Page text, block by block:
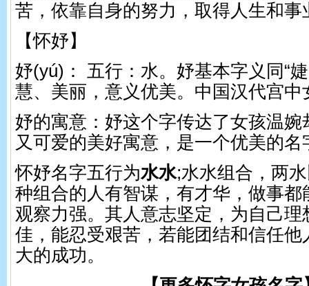
苦，依靠自身的努力，取得人生和事
【怀妤】
妤(yú)： 五行：水。 妤基本字义同“
慧、美丽，意义优美。中国汉代宫中
妤的寓意：妤这个字传达了女孩温
又可爱的美好寓意，是一个优美的名
怀妤名字五行为水水;水水组合，两
种组合的人有智谋，有才华，做事都
观察力强。其人意志坚定，为自己
佳，能忍受艰苦，若能团结和信任他
大的成功。